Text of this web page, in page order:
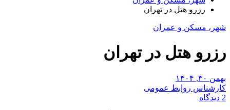
رزرو هتل در تهران
شهر، مسکن و عمران
رزرو هتل در تهران
بهمن ۳۰, ۱۴۰۴
کارشناس روابط عمومی
2 دیدگاه